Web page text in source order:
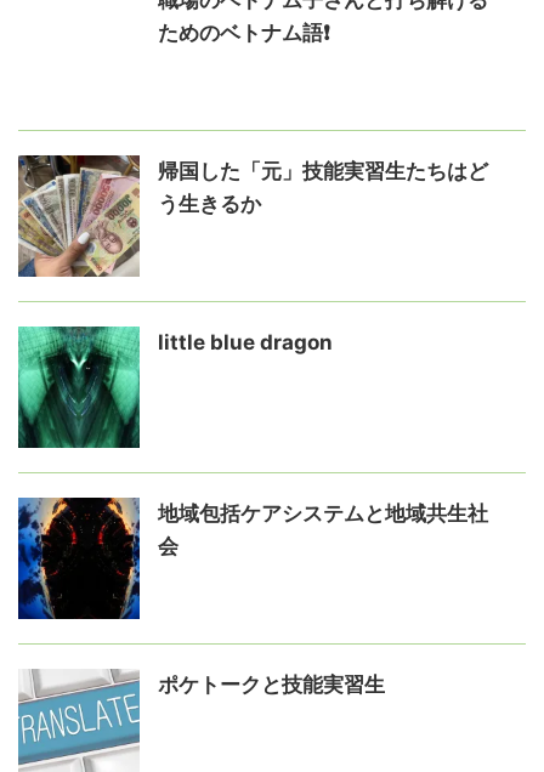
ためのベトナム語❗
帰国した「元」技能実習生たちはど
う生きるか
little blue dragon
地域包括ケアシステムと地域共生社
会
ポケトークと技能実習生